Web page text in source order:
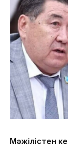
Мәжілістен